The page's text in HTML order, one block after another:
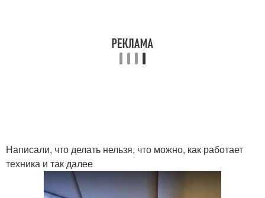
Написали, что делать нельзя, что можно, как работает
техника и так далее